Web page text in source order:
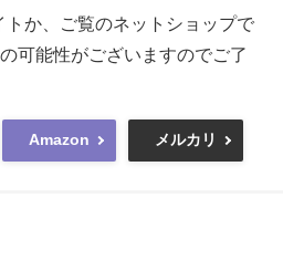
か、ご覧のネットショップで
可能性がございますのでご了
Amazon メルカリ